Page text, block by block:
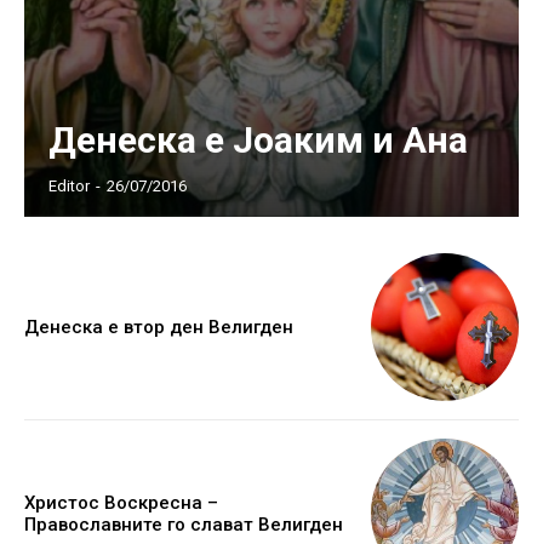
Денеска е Јоаким и Ана
Editor - 26/07/2016
Денеска е втор ден Велигден
Христос Воскресна –
Православните го слават Велигден